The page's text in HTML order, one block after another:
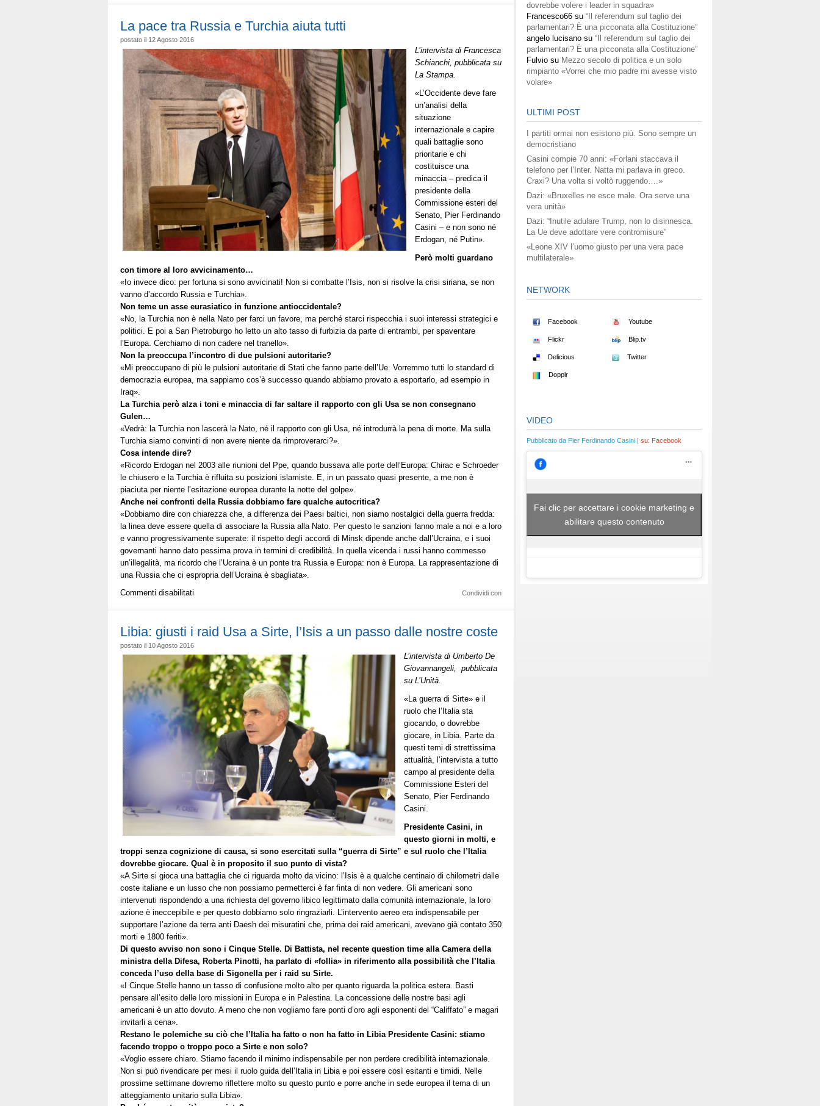
convochi
subito
un
vertice
Ue
La pace tra Russia e Turchia aiuta tutti
postato il 12 Agosto 2016
L’intervista di Francesca
Schianchi, pubblicata su
La Stampa.
«L’Occidente deve fare
un’analisi della
situazione
internazionale e capire
quali battaglie sono
prioritarie e chi
costituisce una
minaccia – predica il
presidente della
Commissione esteri del
Senato, Pier Ferdinando
Casini – e non sono né
Erdogan, né Putin».
Però molti guardano
con timore al loro avvicinamento…
«Io invece dico: per fortuna si sono avvicinati! Non si combatte l’Isis, non si risolve la crisi siriana, se non
vanno d’accordo Russia e Turchia».
Non teme un asse eurasiatico in funzione antioccidentale?
«No, la Turchia non è nella Nato per farci un favore, ma perché starci rispecchia i suoi interessi strategici e
politici. E poi a San Pietroburgo ho letto un alto tasso di furbizia da parte di entrambi, per spaventare
l’Europa. Cerchiamo di non cadere nel tranello».
Non la preoccupa l’incontro di due pulsioni autoritarie?
«Mi preoccupano di più le pulsioni autoritarie di Stati che fanno parte dell’Ue. Vorremmo tutti lo standard di
democrazia europea, ma sappiamo cos’è successo quando abbiamo provato a esportarlo, ad esempio in
Iraq».
La Turchia però alza i toni e minaccia di far saltare il rapporto con gli Usa se non consegnano
Gulen…
«Vedrà: la Turchia non lascerà la Nato, né il rapporto con gli Usa, né introdurrà la pena di morte. Ma sulla
Turchia siamo convinti di non avere niente da rimproverarci?».
Cosa intende dire?
«Ricordo Erdogan nel 2003 alle riunioni del Ppe, quando bussava alle porte dell’Europa: Chirac e Schroeder
le chiusero e la Turchia è rifluita su posizioni islamiste. E, in un passato quasi presente, a me non è
piaciuta per niente l’esitazione europea durante la notte del golpe».
Anche nei confronti della Russia dobbiamo fare qualche autocritica?
«Dobbiamo dire con chiarezza che, a differenza dei Paesi baltici, non siamo nostalgici della guerra fredda:
la linea deve essere quella di associare la Russia alla Nato. Per questo le sanzioni fanno male a noi e a loro
e vanno progressivamente superate: il rispetto degli accordi di Minsk dipende anche dall’Ucraina, e i suoi
governanti hanno dato pessima prova in termini di credibilità. In quella vicenda i russi hanno commesso
un’illegalità, ma ricordo che l’Ucraina è un ponte tra Russia e Europa: non è Europa. La rappresentazione di
una Russia che ci espropria dell’Ucraina è sbagliata».
Commenti disabilitati
Russia
e
Turchia
aiuta
tutti
Condividi con
Libia: giusti i raid Usa a Sirte, l’Isis a un passo dalle nostre coste
postato il 10 Agosto 2016
L’intervista di Umberto De
Giovannangeli, pubblicata
su L’Unità.
«La guerra di Sirte» e il
ruolo che l’Italia sta
giocando, o dovrebbe
giocare, in Libia. Parte da
questi temi di strettissima
attualità, l’intervista a tutto
campo al presidente della
Commissione Esteri del
Senato, Pier Ferdinando
Casini.
Presidente Casini, in
questo giorni in molti, e
troppi senza cognizione di causa, si sono esercitati sulla “guerra di Sirte” e sul ruolo che l’Italia
dovrebbe giocare. Qual è in proposito il suo punto di vista?
«A Sirte si gioca una battaglia che ci riguarda molto da vicino: l’Isis è a qualche centinaio di chilometri dalle
coste italiane e un lusso che non possiamo permetterci è far finta di non vedere. Gli americani sono
intervenuti rispondendo a una richiesta del governo libico legittimato dalla comunità internazionale, la loro
azione è ineccepibile e per questo dobbiamo solo ringraziarli. L’intervento aereo era indispensabile per
supportare l’azione da terra anti Daesh dei misuratini che, prima dei raid americani, avevano già contato 350
morti e 1800 feriti».
Di questo avviso non sono i Cinque Stelle. Di Battista, nel recente question time alla Camera della
ministra della Difesa, Roberta Pinotti, ha parlato di «follia» in riferimento alla possibilità che l’Italia
conceda l’uso della base di Sigonella per i raid su Sirte.
«I Cinque Stelle hanno un tasso di confusione molto alto per quanto riguarda la politica estera. Basti
pensare all’esito delle loro missioni in Europa e in Palestina. La concessione delle nostre basi agli
americani è un atto dovuto. A meno che non vogliamo fare ponti d’oro agli esponenti del “Califfato” e magari
invitarli a cena».
Restano le polemiche su ciò che l’Italia ha fatto o non ha fatto in Libia Presidente Casini: stiamo
facendo troppo o troppo poco a Sirte e non solo?
«Voglio essere chiaro. Stiamo facendo il minimo indispensabile per non perdere credibilità internazionale.
Non si può rivendicare per mesi il ruolo guida dell’Italia in Libia e poi essere così esitanti e timidi. Nelle
prossime settimane dovremo riflettere molto su questo punto e porre anche in sede europea il tema di un
atteggiamento unitario sulla Libia».
dovrebbe volere i leader in squadra»
Francesco66 su “Il referendum sul taglio dei
parlamentari? È una picconata alla Costituzione”
angelo lucisano su “Il referendum sul taglio dei
parlamentari? È una picconata alla Costituzione”
Fulvio su Mezzo secolo di politica e un solo
rimpianto «Vorrei che mio padre mi avesse visto
volare»
ULTIMI POST
I partiti ormai non esistono più. Sono sempre un
democristiano
Casini compie 70 anni: «Forlani staccava il
telefono per l’Inter. Natta mi parlava in greco.
Craxi? Una volta si voltò ruggendo….»
Dazi: «Bruxelles ne esce male. Ora serve una
vera unità»
Dazi: “Inutile adulare Trump, non lo disinnesca.
La Ue deve adottare vere contromisure”
«Leone XIV l’uomo giusto per una vera pace
multilaterale»
NETWORK
Facebook Youtube
Flickr Blip.tv
Delicious Twitter
Dopplr
VIDEO
Pubblicato da Pier Ferdinando Casini | su: Facebook
Fai clic per accettare i cookie marketing e
abilitare questo contenuto